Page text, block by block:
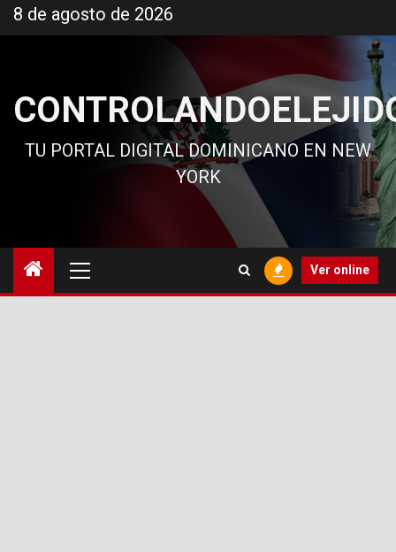
al
8 de agosto de 2026
TU PORTAL DIGITAL DOMINICANO EN NEW
YORK
principal
Ver online